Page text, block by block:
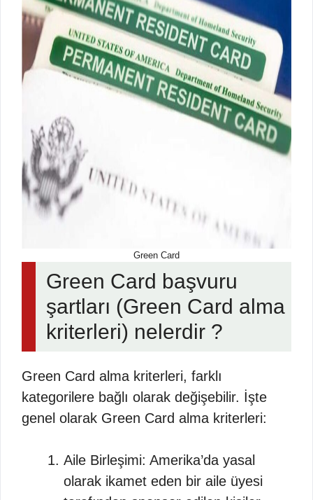
Green Card
Green Card başvuru
şartları (Green Card alma
kriterleri) nelerdir ?
Green Card alma kriterleri, farklı
kategorilere bağlı olarak değişebilir. İşte
genel olarak Green Card alma kriterleri:
Aile Birleşimi: Amerika’da yasal
olarak ikamet eden bir aile üyesi